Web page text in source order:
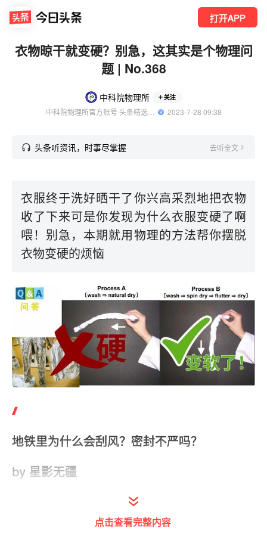
打开APP
衣物晾干就变硬？别急，这其实是个物理问
题 | No.368
中科院物理所 关注
中科院物理所官方账号 头条精选作者
  2023-7-28 09:38
头条听资讯，时事尽掌握 去听全文
衣服终于洗好晒干了你兴高采烈地把衣物
收了下来可是你发现为什么衣服变硬了啊
喂！别急，本期就用物理的方法帮你摆脱
衣物变硬的烦恼
地铁里为什么会刮风？密封不严吗？
by 星影无疆
不管是地铁车厢还是地铁站，都是需要通
点击查看完整内容